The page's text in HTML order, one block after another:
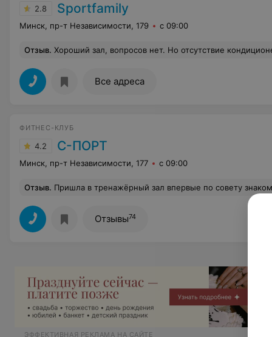
2.8 Sportfamily
Минск, пр-т Независимости, 179 с 09:00
Отзыв. Хороший зал, вопросов нет. Но отсутствие кондиционера в зале бокса - это очень печально. На улице +30, в зале не сильно меньше, там небезопасно тренироваться. Да и в целом отстутствие
Все адреса
ФИТНЕС-КЛУБ
4.2 С-ПОРТ
Минск, пр-т Независимости, 177 с 09:00
Отзыв. Пришла в тренажёрный зал впервые по совету знакомой! Занимаюсь с тренером Алесей с января , иииии... уже есть результаты : тело подтянулось, вес потихоньку уходит. Ура! Спасибо огромной Алесе! Грамотный
Отзывы74
ЭФФЕКТИВНАЯ РЕКЛАМА НА САЙТЕ